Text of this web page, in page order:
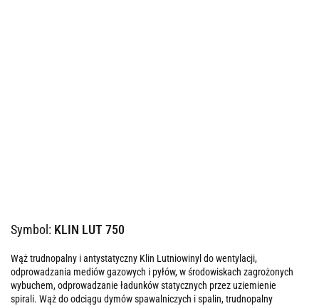
Symbol: KLIN LUT 750
Wąż trudnopalny i antystatyczny Klin Lutniowinyl do wentylacji,
odprowadzania mediów gazowych i pyłów, w środowiskach zagrożonych
wybuchem, odprowadzanie ładunków statycznych przez uziemienie
spirali. Wąż do odciągu dymów spawalniczych i spalin, trudnopalny